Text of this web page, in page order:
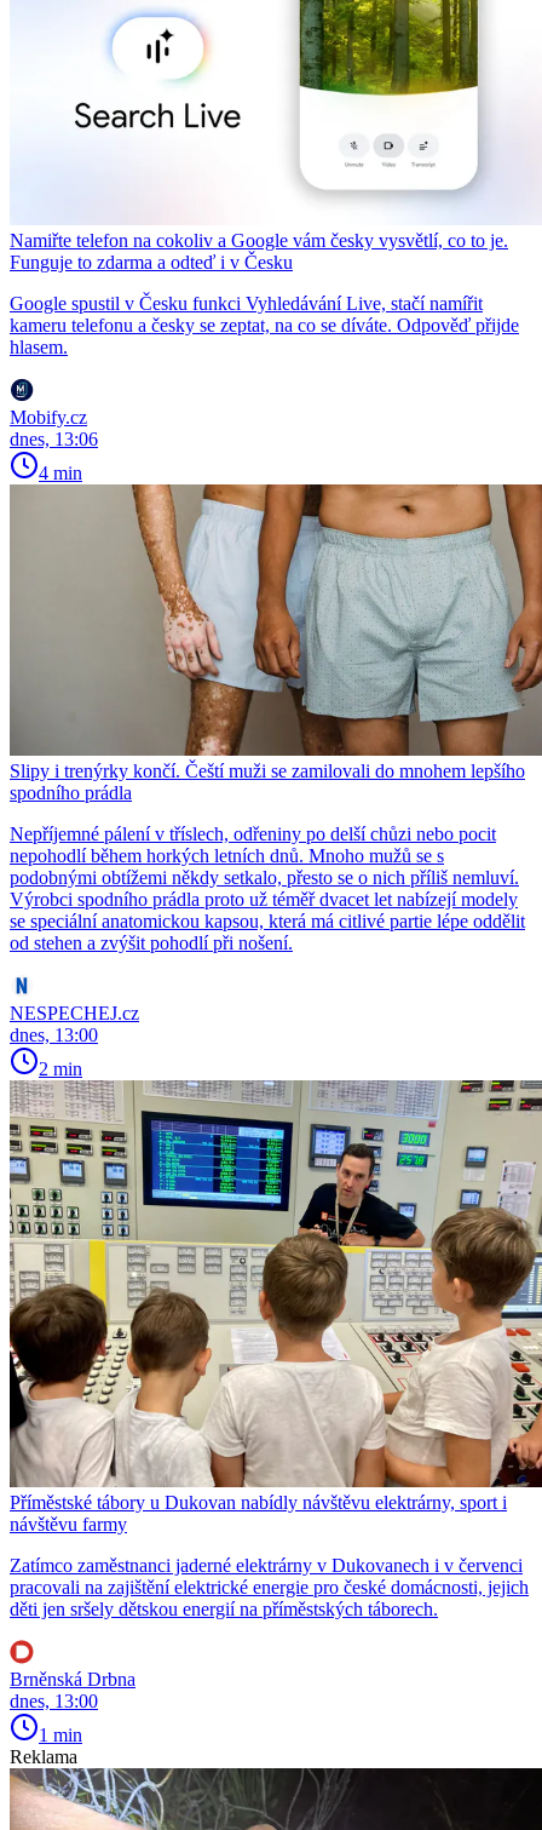
Namiřte telefon na cokoliv a Google vám česky vysvětlí, co to je.
Funguje to zdarma a odteď i v Česku
Google spustil v Česku funkci Vyhledávání Live, stačí namířit
kameru telefonu a česky se zeptat, na co se díváte. Odpověď přijde
hlasem.
Mobify.cz
dnes, 13:06
4 min
Slipy i trenýrky končí. Čeští muži se zamilovali do mnohem lepšího
spodního prádla
Nepříjemné pálení v tříslech, odřeniny po delší chůzi nebo pocit
nepohodlí během horkých letních dnů. Mnoho mužů se s
podobnými obtížemi někdy setkalo, přesto se o nich příliš nemluví.
Výrobci spodního prádla proto už téměř dvacet let nabízejí modely
se speciální anatomickou kapsou, která má citlivé partie lépe oddělit
od stehen a zvýšit pohodlí při nošení.
NESPECHEJ.cz
dnes, 13:00
2 min
Příměstské tábory u Dukovan nabídly návštěvu elektrárny, sport i
návštěvu farmy
Zatímco zaměstnanci jaderné elektrárny v Dukovanech i v červenci
pracovali na zajištění elektrické energie pro české domácnosti, jejich
děti jen sršely dětskou energií na příměstských táborech.
Brněnská Drbna
dnes, 13:00
1 min
Reklama